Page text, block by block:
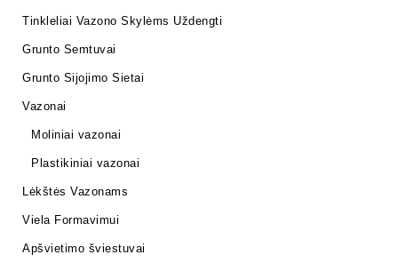
Tinkleliai Vazono Skylėms Uždengti
Grunto Semtuvai
Grunto Sijojimo Sietai
Vazonai
Moliniai vazonai
Plastikiniai vazonai
Lėkštės Vazonams
Viela Formavimui
Apšvietimo šviestuvai